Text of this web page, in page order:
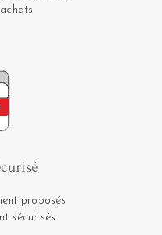
proposés
sécurisés